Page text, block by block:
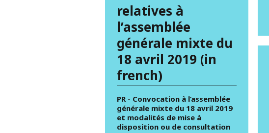
relatives à
l’assemblée
générale mixte du
18 avril 2019 (in
french)
PR - Convocation à l’assemblée
générale mixte du 18 avril 2019
et modalités de mise à
disposition ou de consultation